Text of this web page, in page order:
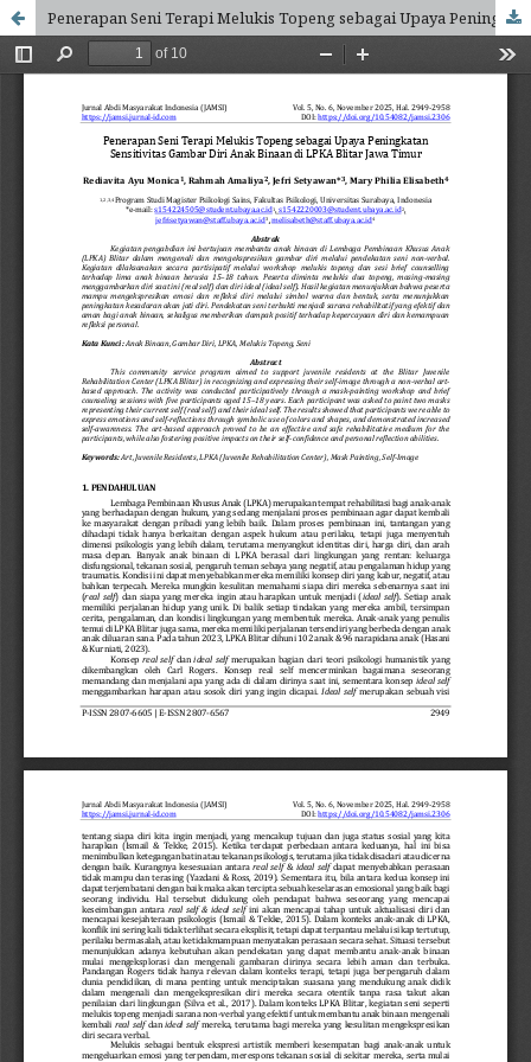
Penerapan Seni Terapi Melukis Topeng sebagai Upaya Peningkatan Sensitivitas Gambar Diri Anak Binaan di LPKA Blitar Jawa Timur